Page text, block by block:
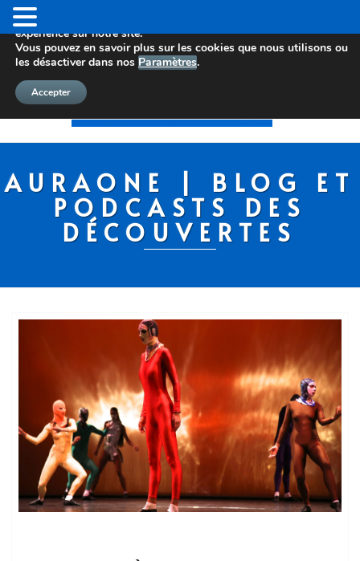
AURAONE | BLOG ET
PODCASTS DES
DÉCOUVERTES
Nous utilisons des cookies pour vous offrir la meilleure
expérience sur notre site.
Vous pouvez en savoir plus sur les cookies que nous utilisons ou
les désactiver dans nos Paramètres.
Accepter